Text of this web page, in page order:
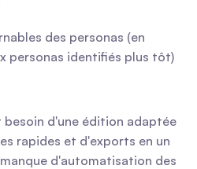
des personas (en
personas identifiés plus tôt)
besoin d'une édition adaptée
rapides et d'exports en un
d'automatisation des